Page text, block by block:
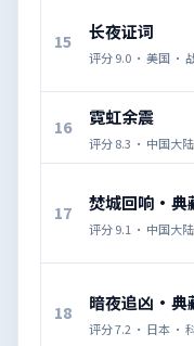
15 长夜证词
评分9.0 · 美国 ·
16 霓虹余震
评分8.3 · 中国大陆
17 焚城回响·典
评分9.1 · 中国大陆
18 暗夜追凶·典
评分7.2 · 日本 ·